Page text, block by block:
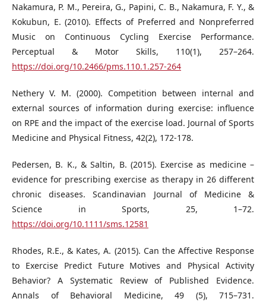
Nakamura, P. M., Pereira, G., Papini, C. B., Nakamura, F. Y., &
Kokubun, E. (2010). Effects of Preferred and Nonpreferred
Music on Continuous Cycling Exercise Performance.
Perceptual & Motor Skills, 110(1), 257–264.
https://doi.org/10.2466/pms.110.1.257-264
Nethery V. M. (2000). Competition between internal and
external sources of information during exercise: influence
on RPE and the impact of the exercise load. Journal of Sports
Medicine and Physical Fitness, 42(2), 172-178.
Pedersen, B. K., & Saltin, B. (2015). Exercise as medicine –
evidence for prescribing exercise as therapy in 26 different
chronic diseases. Scandinavian Journal of Medicine &
Science in Sports, 25, 1–72.
https://doi.org/10.1111/sms.12581
Rhodes, R.E., & Kates, A. (2015). Can the Affective Response
to Exercise Predict Future Motives and Physical Activity
Behavior? A Systematic Review of Published Evidence.
Annals of Behavioral Medicine, 49 (5), 715–731.